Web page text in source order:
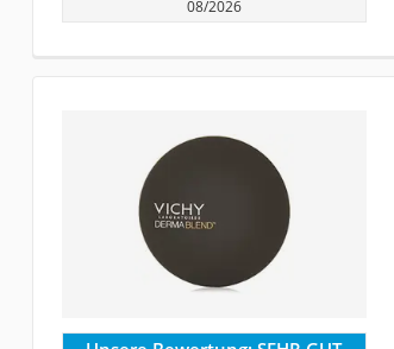
08/2026